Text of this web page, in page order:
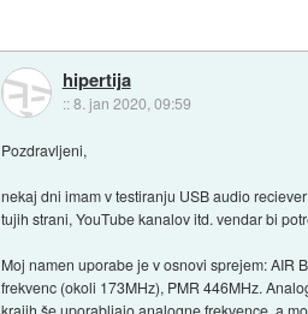
hipertija
::8. jan 2020, 09:59
Pozdravljeni,
nekaj dni imam v testiranju USB audio
tujih strani, YouTube kanalov itd. vendar bi
Moj namen uporabe je v osnovi sprejem: AIR
frekvenc (okoli 173MHz), PMR 446MHz.